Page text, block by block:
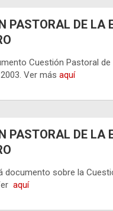
PASTORAL DE LA
Cuestión Pastoral de
Ver másaquí
PASTORAL DE LA
documento sobre la
aquí